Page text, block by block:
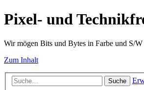
Pixel- und
Wir mögen Bits und Bytes in Farbe und S/W
Zum Inhalt
Suche